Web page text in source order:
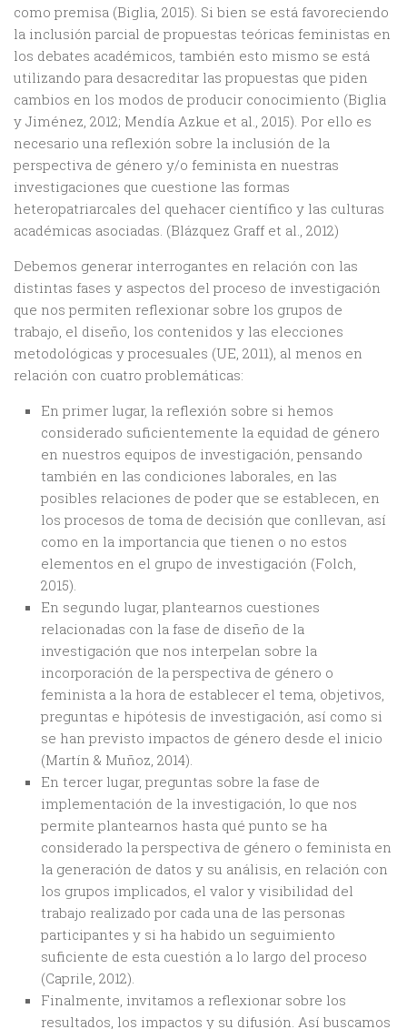
como premisa (Biglia, 2015). Si bien se está favoreciendo
la inclusión parcial de propuestas teóricas feministas en
los debates académicos, también esto mismo se está
utilizando para desacreditar las propuestas que piden
cambios en los modos de producir conocimiento (Biglia
y Jiménez, 2012; Mendía Azkue et al., 2015). Por ello es
necesario una reflexión sobre la inclusión de la
perspectiva de género y/o feminista en nuestras
investigaciones que cuestione las formas
heteropatriarcales del quehacer científico y las culturas
académicas asociadas. (Blázquez Graff et al., 2012)
Debemos generar interrogantes en relación con las
distintas fases y aspectos del proceso de investigación
que nos permiten reflexionar sobre los grupos de
trabajo, el diseño, los contenidos y las elecciones
metodológicas y procesuales (UE, 2011), al menos en
relación con cuatro problemáticas:
En primer lugar, la reflexión sobre si hemos
considerado suficientemente la equidad de género
en nuestros equipos de investigación, pensando
también en las condiciones laborales, en las
posibles relaciones de poder que se establecen, en
los procesos de toma de decisión que conllevan, así
como en la importancia que tienen o no estos
elementos en el grupo de investigación (Folch,
2015).
En segundo lugar, plantearnos cuestiones
relacionadas con la fase de diseño de la
investigación que nos interpelan sobre la
incorporación de la perspectiva de género o
feminista a la hora de establecer el tema, objetivos,
preguntas e hipótesis de investigación, así como si
se han previsto impactos de género desde el inicio
(Martín & Muñoz, 2014).
En tercer lugar, preguntas sobre la fase de
implementación de la investigación, lo que nos
permite plantearnos hasta qué punto se ha
considerado la perspectiva de género o feminista en
la generación de datos y su análisis, en relación con
los grupos implicados, el valor y visibilidad del
trabajo realizado por cada una de las personas
participantes y si ha habido un seguimiento
suficiente de esta cuestión a lo largo del proceso
(Caprile, 2012).
Finalmente, invitamos a reflexionar sobre los
resultados, los impactos y su difusión. Así buscamos